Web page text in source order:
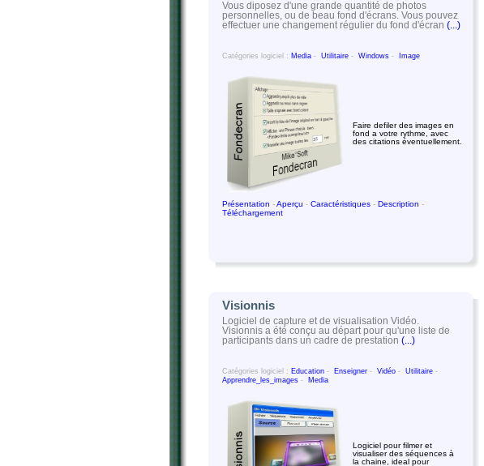
Vous diposez d'une grande quantité de photos
personnelles, ou de beau fond d'écrans. Vous pouvez
effectuer une changement régulier du fond d'écran (...)
Catégories logiciel : Media - Utilitaire - Windows - Image
Faire defiler des images en
fond a votre rythme, avec
des citations éventuellement.
Présentation -Aperçu - Caractéristiques - Description -
Téléchargement
Visionnis
Logiciel de capture et de visualisation Vidéo.
Visionnis a été conçu au départ pour qu'une liste de
participants dans un cadre de prestation (...)
Catégories logiciel : Education - Enseigner - Vidéo - Utilitaire -
Apprendre_les_images - Media
Logiciel pour filmer et
visualiser des séquences à
la chaine, ideal pour